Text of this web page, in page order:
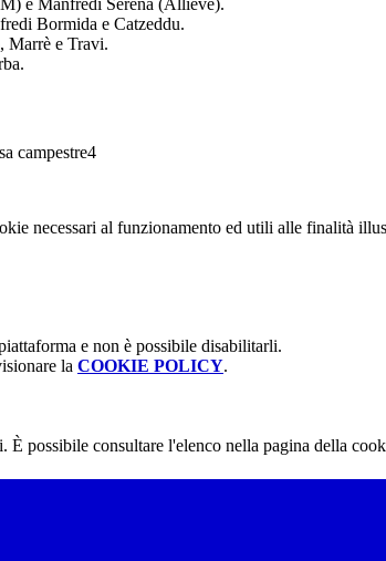
e Manfredi Serena (Allieve).
Bormida e Catzeddu.
Marrè e Travi.
necessari al funzionamento ed utili alle finalità
e non è possibile disabilitarli.
la COOKIE POLICY.
È possibile consultare l'elenco nella pagina della